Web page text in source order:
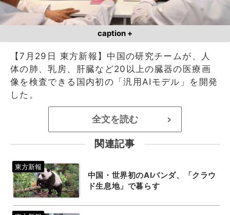
caption +
【7月29日 東方新報】中国の研究チームが、人
体の肺、乳房、肝臓など20以上の臓器の医療画
像を検査できる国内初の「汎用AIモデル」を開発
した。
全文を読む >
関連記事
中国・世界初のAIパンダ、「クラウ
ド生息地」で暮らす